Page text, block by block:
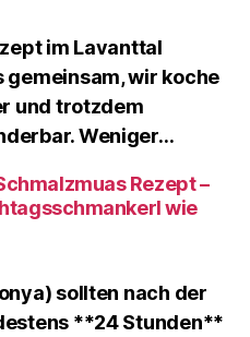
im Lavanttal
wir koche
und trotzdem
Weniger…
Rezept –
wie
sollten nach der
**24 Stunden**